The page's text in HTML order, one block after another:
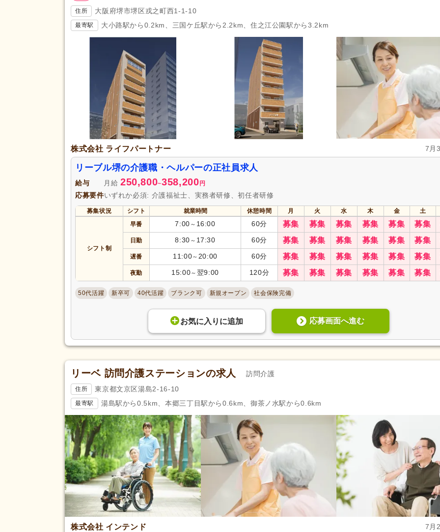
残業ほぼなし(104,506) シフト制(47,033) 日勤のみ可(62,437)
夜勤のみ可 午前のみ可(8,682) 午後のみ可(8,068)
時短勤務相談可 週1日から可 週2日から可 (8,623)
週3日から可(8,299) 週4日から可 シフト相談可(87,559)
即日勤務可(7,558)
応募資格
初任者研修（旧ヘルパー2級）
(65,622)
実務者研修（旧ヘルパー1級・基礎研
修）(45,900)
介護福祉士 (67,543)
認知症ケア専門士 社会福祉士(3,194) 精神保健福祉士 (561)
社会福祉主事任用
介護支援専門員（ケアマネジ
自動車免許(40,392) 自動車免許（二種）
認知症介護実践者研修(253)
相談支援従事者初任者研修(16) 相談支援従事者現任研修(16) 主任相談支援専門員養成研修
行動擁護従業者養成研修(17) 強度行動障害支援者養成研修(17) 放課後児童支援員認定研修
休日・休暇
完全週休2日(21,519) 週休2日(23,559) 4週8休(6,998)
土日休み(3,803) 土日祝休み(995) 土曜休み(1,752)
日曜休み(13,322) 年間休日110日以上
産休あり(82,964) 育休あり(102,805) 介護休業(47,134)
(29,639) 冬季休暇
年末年始休暇(10,678)
給与・手当
福利厚生
セミナー参加費補助 (5,877) 企業年金
夜勤手当(33,152) 寮・社宅あり 託児施設あり
資格手当 (39,776) 扶養控除内考慮あり 扶養手当(11,675)
再雇用制度あり(36,140) 正社員登用あり (33,925) 日払い・週払い可 (271)
副業可(17,456)
アクセス
駅近(35,053) 自動車通勤可 (80,744) 自転車通勤可(88,277)
バイク通勤可 (16,700)
住所 大阪府堺市堺区戎之町西1-1-10
最寄駅 大小路駅から0.2km、三国ケ丘駅から2.2km、住之江公園駅から3.2km
株式会社 ライフパートナー 7月
リーブル堺の介護職・ヘルパーの正社員求人
給与 月給 250,800~358,200円
応募要件いずれか必須: 介護福祉士、実務者研修、初任者研修
募集状況 シフト 就業時間 休憩時間 月 火 水 木 金 土
シフト制
早番 7:00 ～ 16:00 60分 募集 募集 募集 募集 募集 募集
日勤 8:30 ～ 17:30 60分 募集 募集 募集 募集 募集 募集
遅番 11:00～ 20:00 60分 募集 募集 募集 募集 募集 募集
夜勤 15:00～ 翌9:00 120分 募集 募集 募集 募集 募集 募集
50代活躍 新卒可 40代活躍 ブランク可 新規オープン 社会保険完備
お気に入り に追加 応募画面へ進む
リーベ 訪問介護ステーションの求人 訪問介護
住所 東京都文京区湯島2-16-10
最寄駅 湯島駅から0.5km、本郷三丁目駅から0.6km、御茶ノ水駅から0.6km
株式会社 インテンド 7月